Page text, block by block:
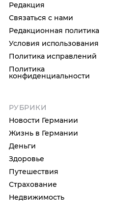
Редакция
Связаться с нами
Редакционная политика
Условия использования
Политика исправлений
Политика
конфиденциальности
РУБРИКИ
Новости Германии
Жизнь в Германии
Деньги
Здоровье
Путешествия
Страхование
Недвижимость